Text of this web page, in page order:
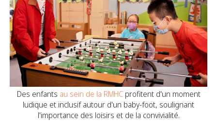
Des enfants au sein de la RMHCprofitent d'un moment
ludique et inclusif autour d'un baby-foot, soulignant
l'importance des loisirs et de la convivialité.